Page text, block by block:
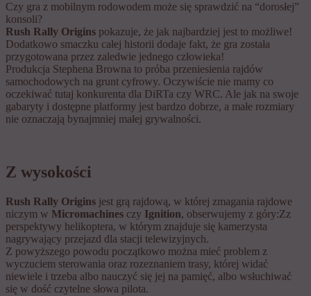
Czy gra z mobilnym rodowodem może się sprawdzić na “dorosłej”
konsoli?
Rush Rally Origins pokazuje, że jak najbardziej jest to możliwe!
Dodatkowo smaczku całej historii dodaje fakt, że gra została
przygotowana przez zaledwie jednego człowieka!
Produkcja Stephena Browna to próba przeniesienia rajdów
samochodowych na grunt cyfrowy. Oczywiście nie mamy co
oczekiwać tutaj konkurenta dla DiRTa czy WRC. Ale jak na swoje
gabaryty i dostępne platformy jest bardzo dobrze, a małe rozmiary
nie oznaczają bynajmniej małej grywalności.
Z wysokości
Rush Rally Origins jest grą rajdową, w której zmagania rajdowe
niczym w Micromachines czy Ignition, obserwujemy z góry:Zz
perspektywy helikoptera, w którym znajduje się kamerzysta
nagrywający przejazd dla stacji telewizyjnych.
Z powyższego powodu początkowo można mieć problem z
wyczuciem sterowania oraz rozeznaniem trasy, której widać
niewiele i trzeba albo nauczyć się jej na pamięć, albo wsłuchiwać
się w dość czytelne słowa pilota.